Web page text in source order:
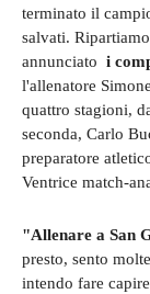
terminato il
salvati.
annunciato i
l'allenatore
quattro stagioni,
seconda, Carlo
preparatore
Ventrice match-
"Allenare a San
presto, sento
intendo fare capire